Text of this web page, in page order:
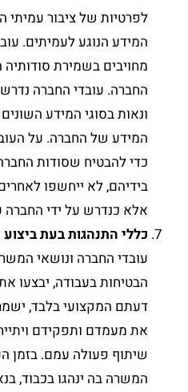
לפרטיות של ציבור עמיתי
המידע הנוגע לעמיתים.
מחויבים בשמירת
החברה. עובדי החברה
ונאות בסוגי המידע
המידע של החברה. על
כדי להבטיח שסודות
בידיהם, לא ייחשפו
אלא כנדרש על ידי
כללי התנהגות בעת
עובדי החברה ונושאי
הבטיחות בעבודה, יבצעו
דעתם המקצועי בלבד,
את מעמדם ותפקידם
שיתוף פעולה עמם. בזמן
המשרה בה ינהגו בכבוד,